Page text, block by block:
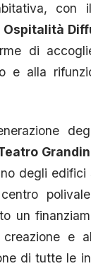
con
Ospitalità
di
e alla
degli
un
e
di tutte le